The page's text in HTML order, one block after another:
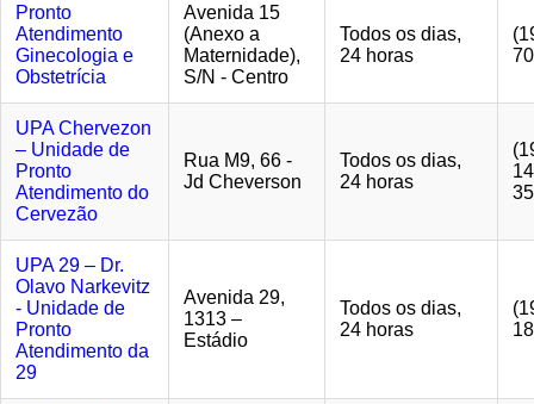
Pronto
Atendimento
Ginecologia e
Obstetrícia
Avenida 15
(Anexo a
Maternidade),
S/N - Centro
Todos os dias,
24 horas
UPA Chervezon
– Unidade de
Pronto
Atendimento do
Cervezão
Rua M9, 66 -
Jd Cheverson
Todos os dias,
24 horas
UPA 29 – Dr.
Olavo Narkevitz
- Unidade de
Pronto
Atendimento da
29
Avenida 29,
1313 –
Estádio
Todos os dias,
24 horas